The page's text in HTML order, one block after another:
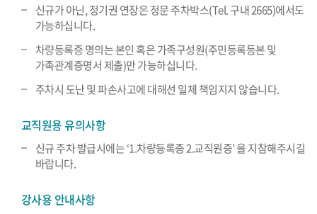
신규가 아닌, 정기권 연장은 정문 주차박스(Tel. 구내 2665)에서도
가능하십니다.
차량등록증 명의는 본인 혹은 가족구성원(주민등록등본 및
가족관계증명서 제출)만 가능하십니다.
주차시 도난 및 파손사고에 대해선 일체 책임지지 않습니다.
교직원용 유의사항
신규 주차 발급시에는 ‘1.차량등록증 2.교직원증’ 을 지참해주시길
바랍니다.
강사용 안내사항